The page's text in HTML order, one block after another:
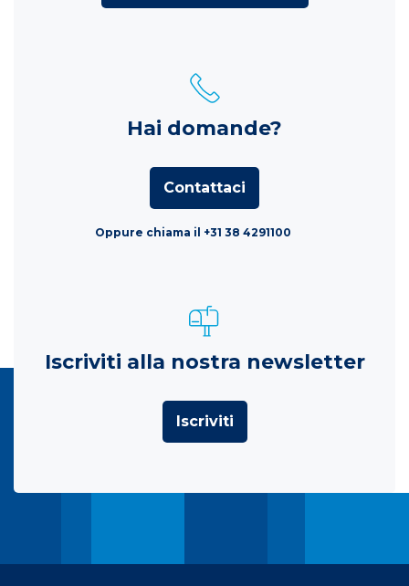
Hai domande?
Contattaci
Oppure chiama il +31 38 4291100
Iscriviti alla nostra newsletter
Iscriviti